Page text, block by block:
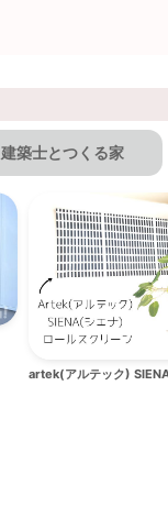
建築士とつくる家
artek(アルテック)